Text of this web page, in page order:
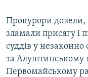
ДЕПОРТАЦІЯ
ВІДЕОУРОКИ «ELIFBE»
СВІДЧЕННЯ ОКУПАЦІЇ
ЯК ОБІЙТИ
Русский
Qırımtatar
Прокурори довели,
зламали присягу і
суддів у
та Алуштинському
Первомайському